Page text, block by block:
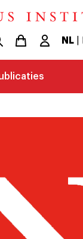
NL|